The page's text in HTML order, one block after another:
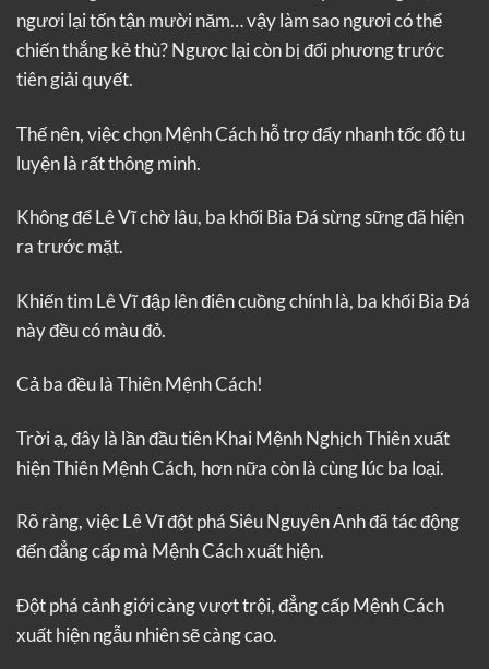
ngươi lại tốn tận mười năm… vậy làm sao ngươi có thể
chiến thắng kẻ thù? Ngược lại còn bị đối phương trước
tiên giải quyết.
Thế nên, việc chọn Mệnh Cách hỗ trợ đẩy nhanh tốc độ tu
luyện là rất thông minh.
Không để Lê Vĩ chờ lâu, ba khối Bia Đá sừng sững đã hiện
ra trước mặt.
Khiến tim Lê Vĩ đập lên điên cuồng chính là, ba khối Bia Đá
này đều có màu đỏ.
Cả ba đều là Thiên Mệnh Cách!
Trời ạ, đây là lần đầu tiên Khai Mệnh Nghịch Thiên xuất
hiện Thiên Mệnh Cách, hơn nữa còn là cùng lúc ba loại.
Rõ ràng, việc Lê Vĩ đột phá Siêu Nguyên Anh đã tác động
đến đẳng cấp mà Mệnh Cách xuất hiện.
Đột phá cảnh giới càng vượt trội, đẳng cấp Mệnh Cách
xuất hiện ngẫu nhiên sẽ càng cao.